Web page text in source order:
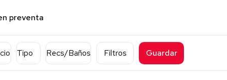
preventa
Tipo Recs/Baños Filtros Guardar